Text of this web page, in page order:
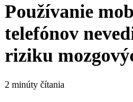
Používanie
telefónov
riziku
2 minúty čítania